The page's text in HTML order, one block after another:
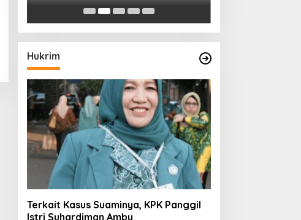
Hukrim
Terkait Kasus Suaminya, KPK Panggil
Istri Suhardiman Amby